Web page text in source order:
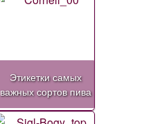
Этикетки самых
важных сортов пива